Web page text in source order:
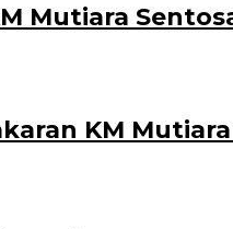
KM